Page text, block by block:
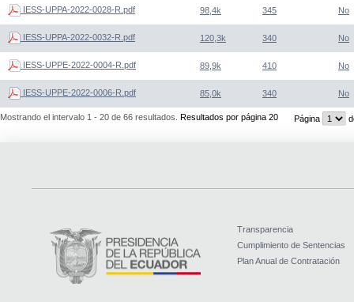
IESS-UPPA-2022-0028-R.pdf 98,4k 345 No
IESS-UPPA-2022-0032-R.pdf 120,3k 340 No
IESS-UPPE-2022-0004-R.pdf 89,9k 410 No
IESS-UPPE-2022-0006-R.pdf 85,0k 340 No
Mostrando el intervalo 1 - 20 de 66 resultados. Resultados por página 20 Página
Transparencia
Cumplimiento de Sentencias
Plan Anual de Contratación